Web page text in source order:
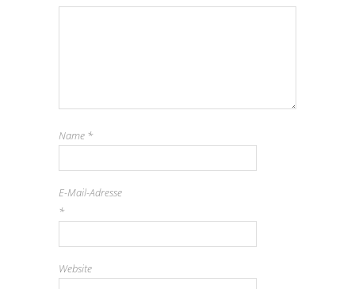
Name *
E-Mail-Adresse
*
Website